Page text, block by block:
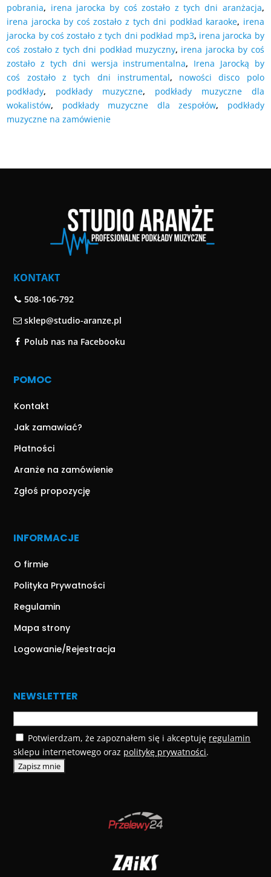
pobrania, irena jarocka by coś zostało z tych dni aranżacja,
irena jarocka by coś zostało z tych dni podkład karaoke, irena
jarocka by coś zostało z tych dni podkład mp3, irena jarocka by
coś zostało z tych dni podkład muzyczny, irena jarocka by coś
zostało z tych dni wersja instrumentalna, Irena Jarocką by
coś zostało z tych dni instrumental, nowości disco polo
podkłady, podkłady muzyczne, podkłady muzyczne dla
wokalistów, podkłady muzyczne dla zespołów, podkłady
muzyczne na zamówienie
KONTAKT
508-106-792
sklep@studio-aranze.pl
Polub nas na Facebooku
POMOC
Kontakt
Jak zamawiać?
Płatności
Aranże na zamówienie
Zgłoś propozycję
INFORMACJE
O firmie
Polityka Prywatności
Regulamin
Mapa strony
Logowanie/Rejestracja
NEWSLETTER
Potwierdzam, że zapoznałem się i akceptuję regulamin
sklepu internetowego oraz politykę prywatności.